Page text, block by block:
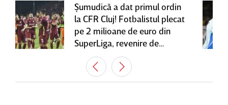
Şumudică a dat primul ordin
la CFR Cluj! Fotbalistul plecat
pe 2 milioane de euro din
SuperLiga, revenire de
senzaţie în Gruia